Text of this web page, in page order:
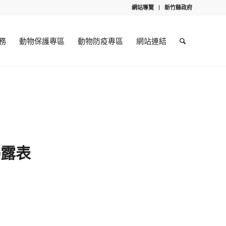
網站導覽 新竹縣政府
動物保護專區 動物防疫專區 網站連結
表